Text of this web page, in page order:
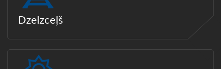
Dzelzceļš